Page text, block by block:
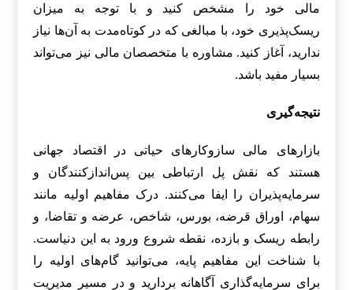
مالی خود را مشخص کنید و با توجه به میزان
ریسک‌پذیری خود، با مبالغی که در کوتاه‌مدت به آن‌ها نیاز
ندارید، آغاز کنید. مشاوره با متخصصان مالی نیز می‌تواند
بسیار مفید باشد.
نتیجه‌گیری
بازارهای مالی سازوکارهای حیاتی در اقتصاد جهانی
هستند که نقش پل ارتباطی بین پس‌اندازکنندگان و
سرمایه‌پذیران را ایفا می‌کنند. درک مفاهیم اولیه مانند
سهام، اوراق قرضه، بورس، شاخص، عرضه و تقاضا، و
رابطه ریسک و بازده، نقطه شروع ورود به این دنیاست.
با شناخت این مفاهیم پایه، می‌توانید گام‌های اولیه را
برای سرمایه‌گذاری آگاهانه بردارید و در مسیر مدیریت